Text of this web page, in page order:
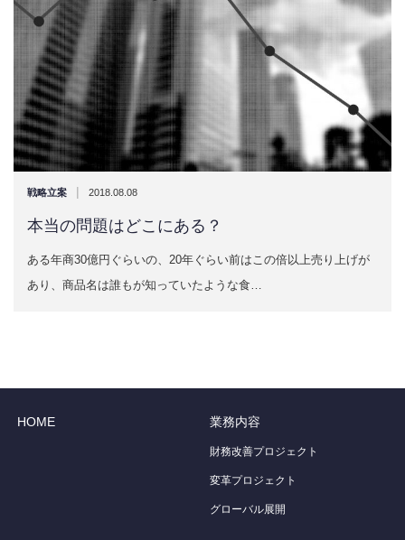
戦略立案 | 2018.08.08
本当の問題はどこにある？
ある年商30億円ぐらいの、20年ぐらい前はこの倍以上売り上げが
あり、商品名は誰もが知っていたような食…
HOME 業務内容
財務改善プロジェクト
変革プロジェクト
グローバル展開